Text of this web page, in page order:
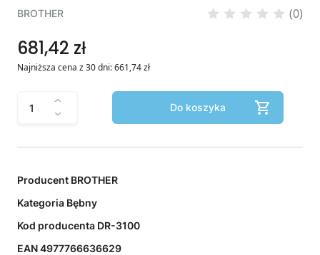
BROTHER (0)
681,42 zł
Najniższa cena z 30 dni:661,74zł
Producent BROTHER
Kategoria Bębny
Kod producenta DR-3100
EAN4977766636629
Do koszyka